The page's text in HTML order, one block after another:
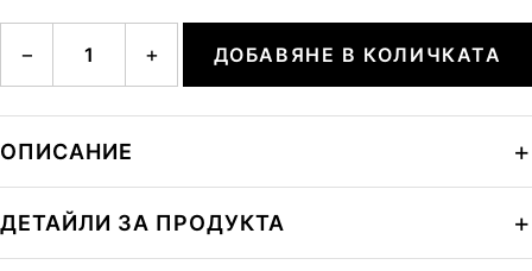
− + ДОБАВЯНЕ В КОЛИЧКАТА
ОПИСАНИЕ
ДЕТАЙЛИ ЗА ПРОДУКТА